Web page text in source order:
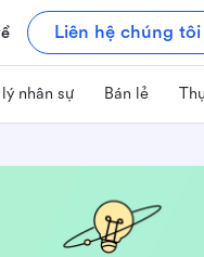
Liên hệ chúng tôi
nhân sự Bán lẻ